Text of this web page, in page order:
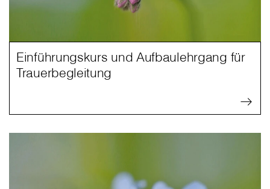
Einführungskurs und Aufbaulehrgang für
Trauerbegleitung